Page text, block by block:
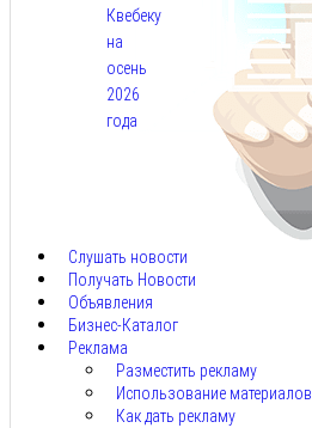
Квебеку
на
осень
2026
года
Слушать новости
Получать Новости
Объявления
Бизнес-Каталог
Реклама
Разместить рекламу
Использование материалов
Как дать рекламу